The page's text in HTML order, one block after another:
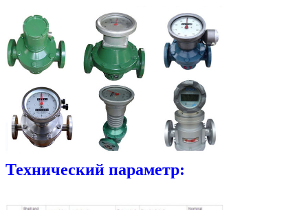
Технический параметр: